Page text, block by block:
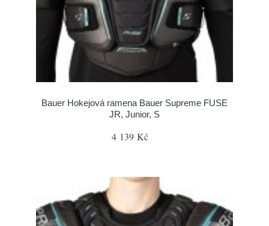
Bauer Hokejová ramena Bauer Supreme FUSE
JR, Junior, S
4 139 Kč